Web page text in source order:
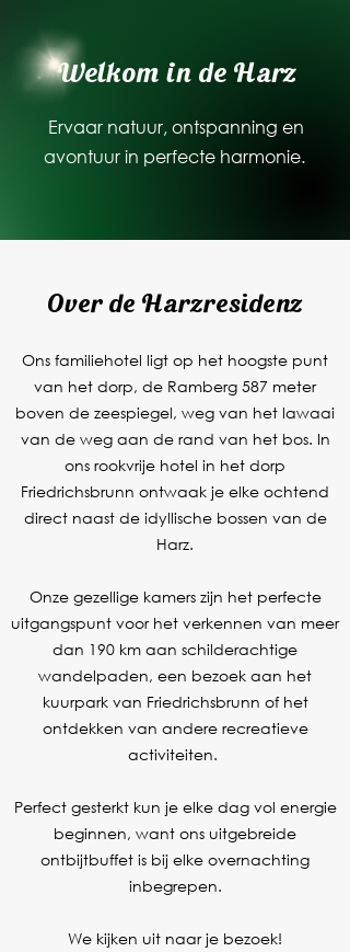
Welkom in de Harz
Ervaar natuur, ontspanning en
avontuur in perfecte harmonie.
Over de Harzresidenz
Ons familiehotel ligt op het hoogste punt
van het dorp, de Ramberg 587 meter
boven de zeespiegel, weg van het lawaai
van de weg aan de rand van het bos. In
ons rookvrije hotel in het dorp
Friedrichsbrunn ontwaak je elke ochtend
direct naast de idyllische bossen van de
Harz.
Onze gezellige kamers zijn het perfecte
uitgangspunt voor het verkennen van meer
dan 190 km aan schilderachtige
wandelpaden, een bezoek aan het
kuurpark van Friedrichsbrunn of het
ontdekken van andere recreatieve
activiteiten.
Perfect gesterkt kun je elke dag vol energie
beginnen, want ons uitgebreide
ontbijtbuffet is bij elke overnachting
inbegrepen.
We kijken uit naar je bezoek!